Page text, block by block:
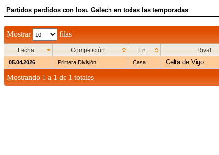
Partidos perdidos con Iosu Galech en todas las temporadas
Mostrar filas
Fecha Competición En Rival
05.04.2026 Primera División Casa Celta de Vigo
Mostrando 1 a 1 de 1 totales